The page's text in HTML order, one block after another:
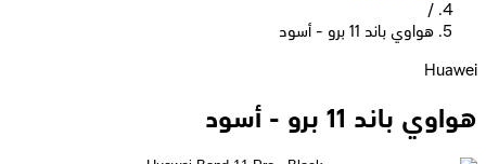
/
هواوي باند 11 برو - أسود
Huawei
هواوي باند 11 برو - أسود